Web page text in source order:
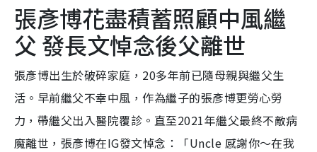
張彥博花盡積蓄照顧中風繼
父 發長文悼念後父離世
張彥博出生於破碎家庭，20多年前已隨母親與繼父生
活。早前繼父不幸中風，作為繼子的張彥博更勞心勞
力，帶繼父出入醫院覆診。直至2021年繼父最終不敵病
魔離世，張彥博在IG發文悼念：「Uncle 感謝你～在我